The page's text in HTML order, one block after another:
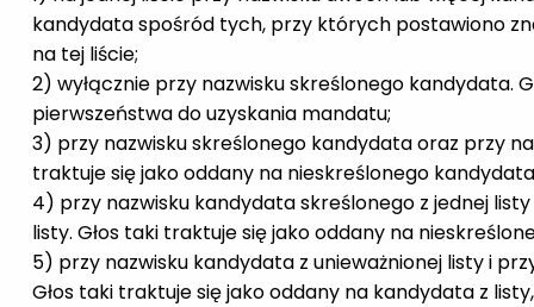
kandydata spośród tych, przy których postawiono
na tej liście;
2) wyłącznie przy nazwisku skreślonego kandydata.
pierwszeństwa do uzyskania mandatu;
3) przy nazwisku skreślonego kandydata oraz przy
traktuje się jako oddany na nieskreślonego
4) przy nazwisku kandydata skreślonego z jednej
listy. Głos taki traktuje się jako oddany na
5) przy nazwisku kandydata z unieważnionej listy i
Głos taki traktuje się jako oddany na kandydata z